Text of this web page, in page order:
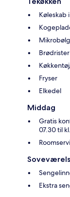
Køleskab
Brødrister
Fryser
Elkedel
Middag
Gratis
07.30 til
Ekstra